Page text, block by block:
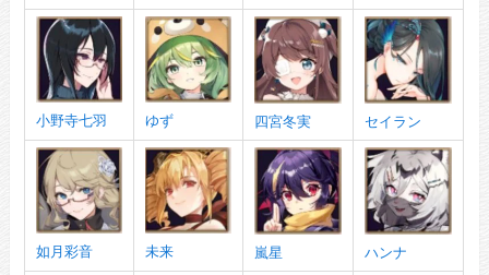
小野寺七羽 ゆず 四宮冬実 セイラン
如月彩音 未来 嵐星 ハンナ